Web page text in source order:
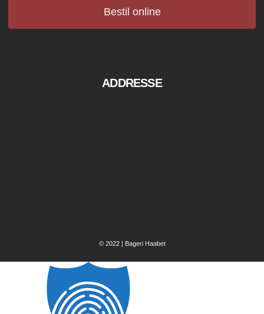
Bestil online
ADDRESSE
© 2022 | Bageri Haabet